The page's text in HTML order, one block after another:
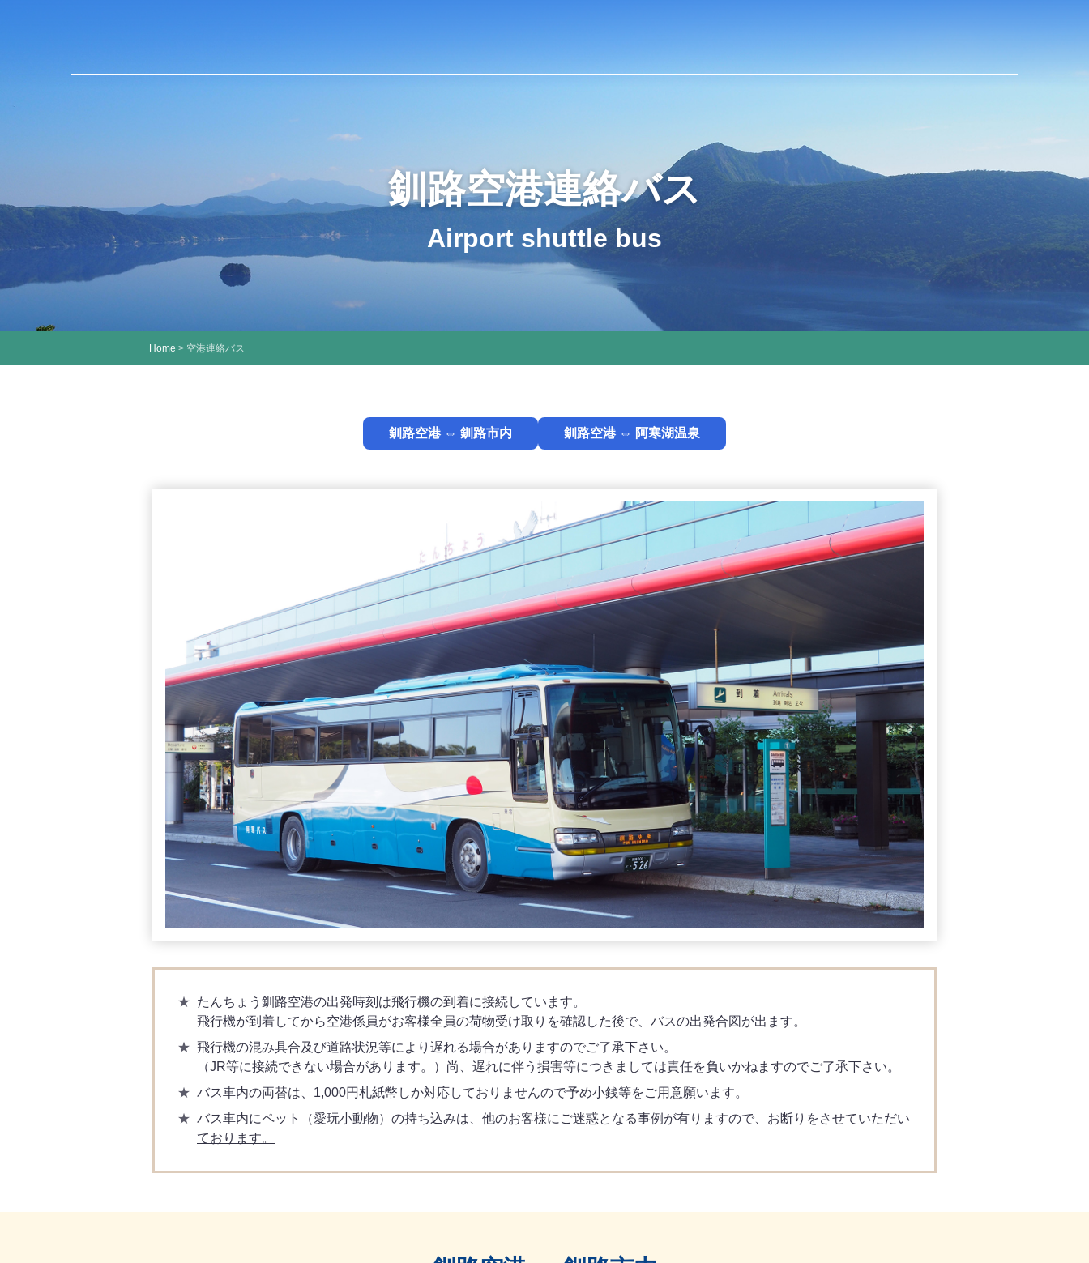
釧路空港連絡バス
Airport shuttle bus
Home > 空港連絡バス
釧路空港 ⇔ 釧路市内 釧路空港 ⇔ 阿寒湖温泉
たんちょう釧路空港の出発時刻は飛行機の到着に接続しています。
飛行機が到着してから空港係員がお客様全員の荷物受け取りを確認した後で、バスの出発合図が出ます。
飛行機の混み具合及び道路状況等により遅れる場合がありますのでご了承下さい。
（JR等に接続できない場合があります。）尚、遅れに伴う損害等につきましては責任を負いかねますのでご了承下さい。
バス車内の両替は、1,000円札紙幣しか対応しておりませんので予め小銭等をご用意願います。
バス車内にペット（愛玩小動物）の持ち込みは、他のお客様にご迷惑となる事例が有りますので、お断りをさせていただい
ております。